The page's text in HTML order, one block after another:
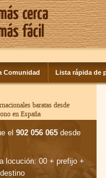
Comunidad Lista rápida de
baratas desde
en España
el902 056 065 desde
locución: 00 + prefijo +